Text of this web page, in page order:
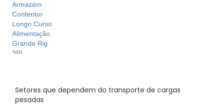
Armazém
Contentor
Longo Curso
Alimentação
Grande Rig
3PL
Reefer
Futuro
Setores que dependem do transporte de cargas
pesadas